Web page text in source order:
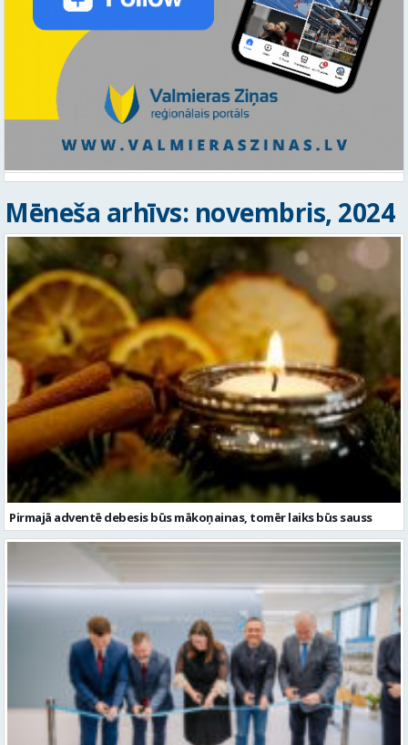
Mēneša arhīvs: novembris, 2024
Pirmajā adventē debesis būs mākoņainas, tomēr laiks būs sauss